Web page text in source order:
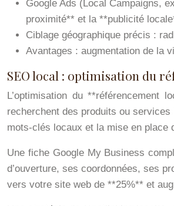
Google Ads (Local Campaigns,
proximité** et la **publicité
Ciblage géographique précis :
Avantages : augmentation de la
SEO local : optimisation du
L’optimisation du
recherchent des produits ou
mots-clés locaux et la mise en place
Une fiche Google My Business
d’ouverture, ses coordonnées, ses
vers votre site web de **25%** et